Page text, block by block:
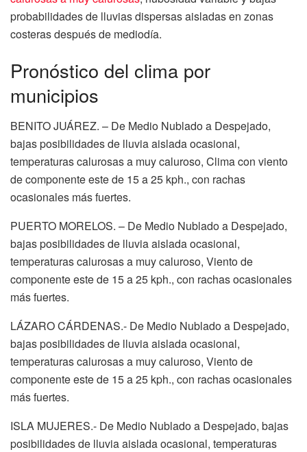
probabilidades de lluvias dispersas aisladas en zonas
costeras después de mediodía.
Pronóstico del clima por
municipios
BENITO JUÁREZ. – De Medio Nublado a Despejado,
bajas posibilidades de lluvia aislada ocasional,
temperaturas calurosas a muy caluroso, Clima con viento
de componente este de 15 a 25 kph., con rachas
ocasionales más fuertes.
PUERTO MORELOS. – De Medio Nublado a Despejado,
bajas posibilidades de lluvia aislada ocasional,
temperaturas calurosas a muy caluroso, Viento de
componente este de 15 a 25 kph., con rachas ocasionales
más fuertes.
LÁZARO CÁRDENAS.- De Medio Nublado a Despejado,
bajas posibilidades de lluvia aislada ocasional,
temperaturas calurosas a muy caluroso, Viento de
componente este de 15 a 25 kph., con rachas ocasionales
más fuertes.
ISLA MUJERES.- De Medio Nublado a Despejado, bajas
posibilidades de lluvia aislada ocasional, temperaturas